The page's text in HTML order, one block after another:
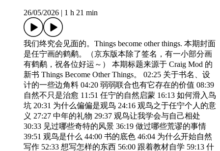
26/05/2026 1 h 21 min
我们终究会见面的。Things become other things. 本期封面
是任宁画的鹤鹬。（京东版本除了签名，有一小部分画
有鹤鹬，祝各位好运～） 本期标题来源于 Craig Mod 的
新书 Things Become Other Things。 02:25 关于书名、设
计的一些边角料 04:20 弱弱联合也有它存在的价值 08:39
自然不只是治愈 11:51 任宁的自然启蒙 16:13 如何滑入鸟
坑 20:31 为什么偏偏是观鸟 24:16 观鸟之于任宁个人的意
义 27:27 中年的礼物 29:37 观鸟让我学会与自己相处
30:33 见过哪些奇特的风景 36:19 做过哪些荒谬的事情
39:51 观鸟是什么 44:00 书的底色 46:04 为什么开始自然
写作 52:33 想写怎样的东西 56:00 跟着教材自学 59:13 什